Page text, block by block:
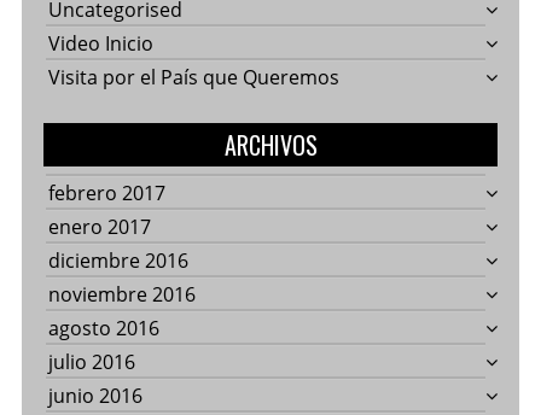
Uncategorised
Video Inicio
Visita por el País que Queremos
ARCHIVOS
febrero 2017
enero 2017
diciembre 2016
noviembre 2016
agosto 2016
julio 2016
junio 2016